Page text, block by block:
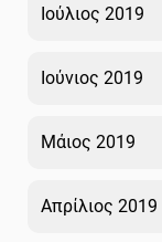
Ιούλιος 2019
Ιούνιος 2019
Μάιος 2019
Απρίλιος 2019